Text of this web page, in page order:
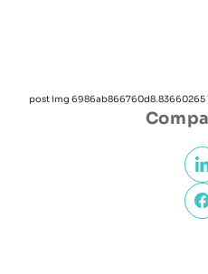
post img 6986ab866760d8.83660265